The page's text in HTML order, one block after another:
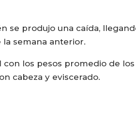
se produjo una caída,
la semana anterior.
los pesos promedio de
cabeza y eviscerado.